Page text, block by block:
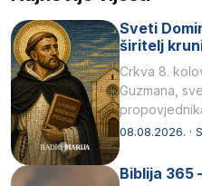
Sveti
širitelj
Crkva 8.
Guzmana,
Svojim
08.08.2026. ·
Biblija 365